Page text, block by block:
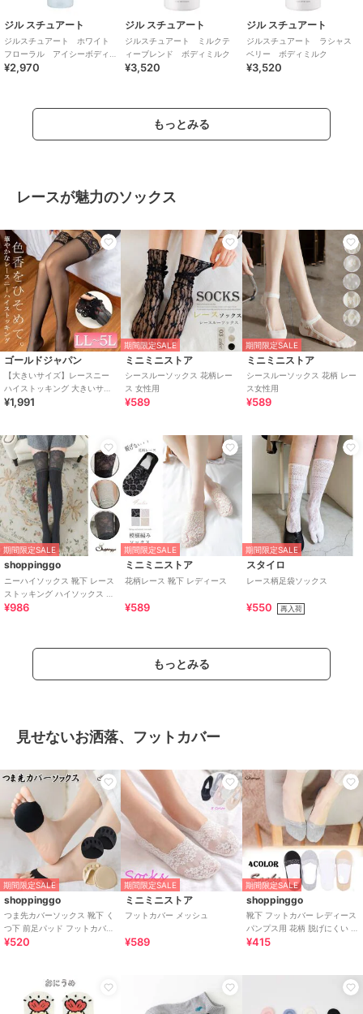
ジル スチュアート
ジルスチュアート ホワイト
フローラル アイシーボディ
ミスト＜限定＞
¥2,970
ジル スチュアート
ジルスチュアート ミルクテ
ィーブレンド ボディミルク
¥3,520
ジル スチュアート
ジルスチュアート ラシャス
ベリー ボディミルク
¥3,520
もっとみる
レースが魅力のソックス
ゴールドジャパン
【大きいサイズ】レースニー
ハイストッキング 大きいサイ
ズ レディース 靴下 レッグウェ
¥1,991
期間限定SALE
ミニミニストア
シースルーソックス 花柄レー
ス 女性用
¥589
期間限定SALE
ミニミニストア
シースルーソックス 花柄 レー
ス女性用
¥589
期間限定SALE
shoppinggo
ニーハイソックス 靴下 レース
ストッキング ハイソックス リ
ブ編み
¥986
期間限定SALE
ミニミニストア
花柄レース 靴下 レディース
¥589
期間限定SALE
スタイロ
レース柄足袋ソックス
¥550 再入荷
もっとみる
見せないお洒落、フットカバー
期間限定SALE
shoppinggo
つま先カバーソックス 靴下 く
つ下 前足パッド フットカバー
パンプス用 見えない
¥520
期間限定SALE
ミニミニストア
フットカバー メッシュ
¥589
期間限定SALE
shoppinggo
靴下 フットカバー レディース
パンプス用 花柄 脱げにくい 蒸
れない ソックス くつ下
¥415